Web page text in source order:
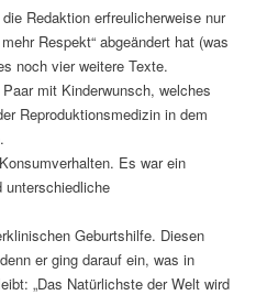
Redaktion erfreulicherweise nur
Respekt“ abgeändert hat (was
noch vier weitere Texte.
mit Kinderwunsch, welches
Reproduktionsmedizin in dem
Es war ein
unterschiedliche
Geburtshilfe. Diesen
er ging darauf ein, was in
„Das Natürlichste der Welt wird